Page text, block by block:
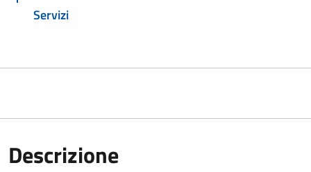
Servizi
Descrizione